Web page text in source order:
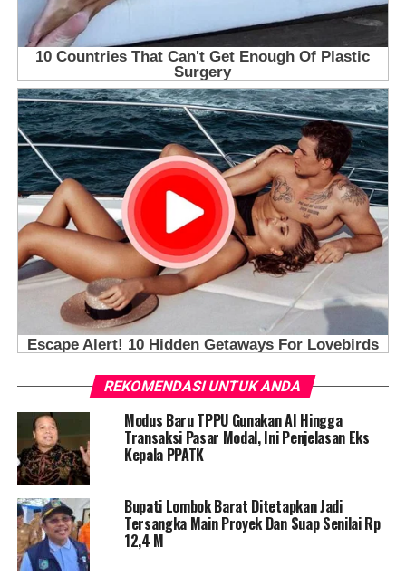
REKOMENDASI UNTUK ANDA
Modus Baru TPPU Gunakan AI Hingga
Transaksi Pasar Modal, Ini Penjelasan Eks
Kepala PPATK
Bupati Lombok Barat Ditetapkan Jadi
Tersangka Main Proyek Dan Suap Senilai Rp
12,4 M